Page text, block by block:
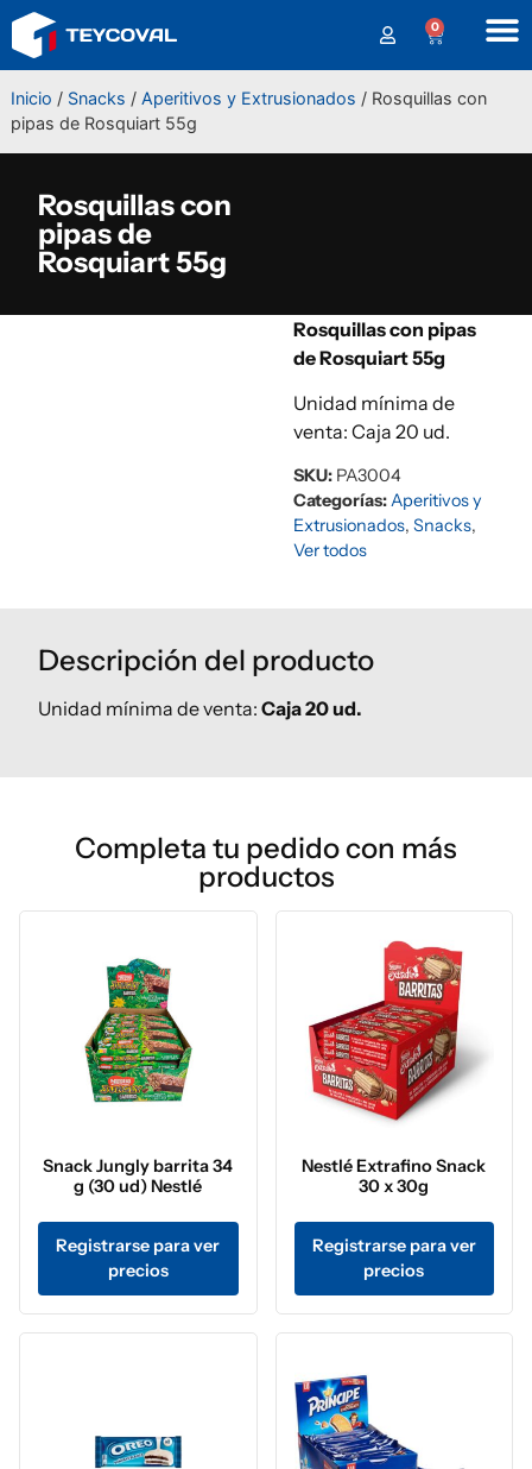
0
Inicio / Snacks / Aperitivos y Extrusionados / Rosquillas con
pipas de Rosquiart 55g
Rosquillas con
pipas de
Rosquiart 55g
Rosquillas con pipas
de Rosquiart 55g
Unidad mínima de
venta: Caja 20 ud.
SKU: PA3004
Categorías: Aperitivos y
Extrusionados,Snacks,
Ver todos
Descripción del producto
Unidad mínima de venta: Caja 20 ud.
Completa tu pedido con más
productos
Snack Jungly barrita 34
g (30 ud) Nestlé
Registrarse para ver
precios
Nestlé Extrafino Snack
30 x 30g
Registrarse para ver
precios